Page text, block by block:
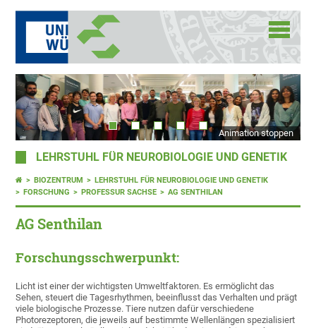
Animation stoppen
LEHRSTUHL FÜR NEUROBIOLOGIE UND GENETIK
BIOZENTRUM
LEHRSTUHL FÜR NEUROBIOLOGIE UND GENETIK
FORSCHUNG
PROFESSUR SACHSE AG SENTHILAN
AG Senthilan
Forschungsschwerpunkt:
Licht ist einer der wichtigsten Umweltfaktoren. Es ermöglicht das
Sehen, steuert die Tagesrhythmen, beeinflusst das Verhalten und prägt
viele biologische Prozesse. Tiere nutzen dafür verschiedene
Photorezeptoren, die jeweils auf bestimmte Wellenlängen spezialisiert